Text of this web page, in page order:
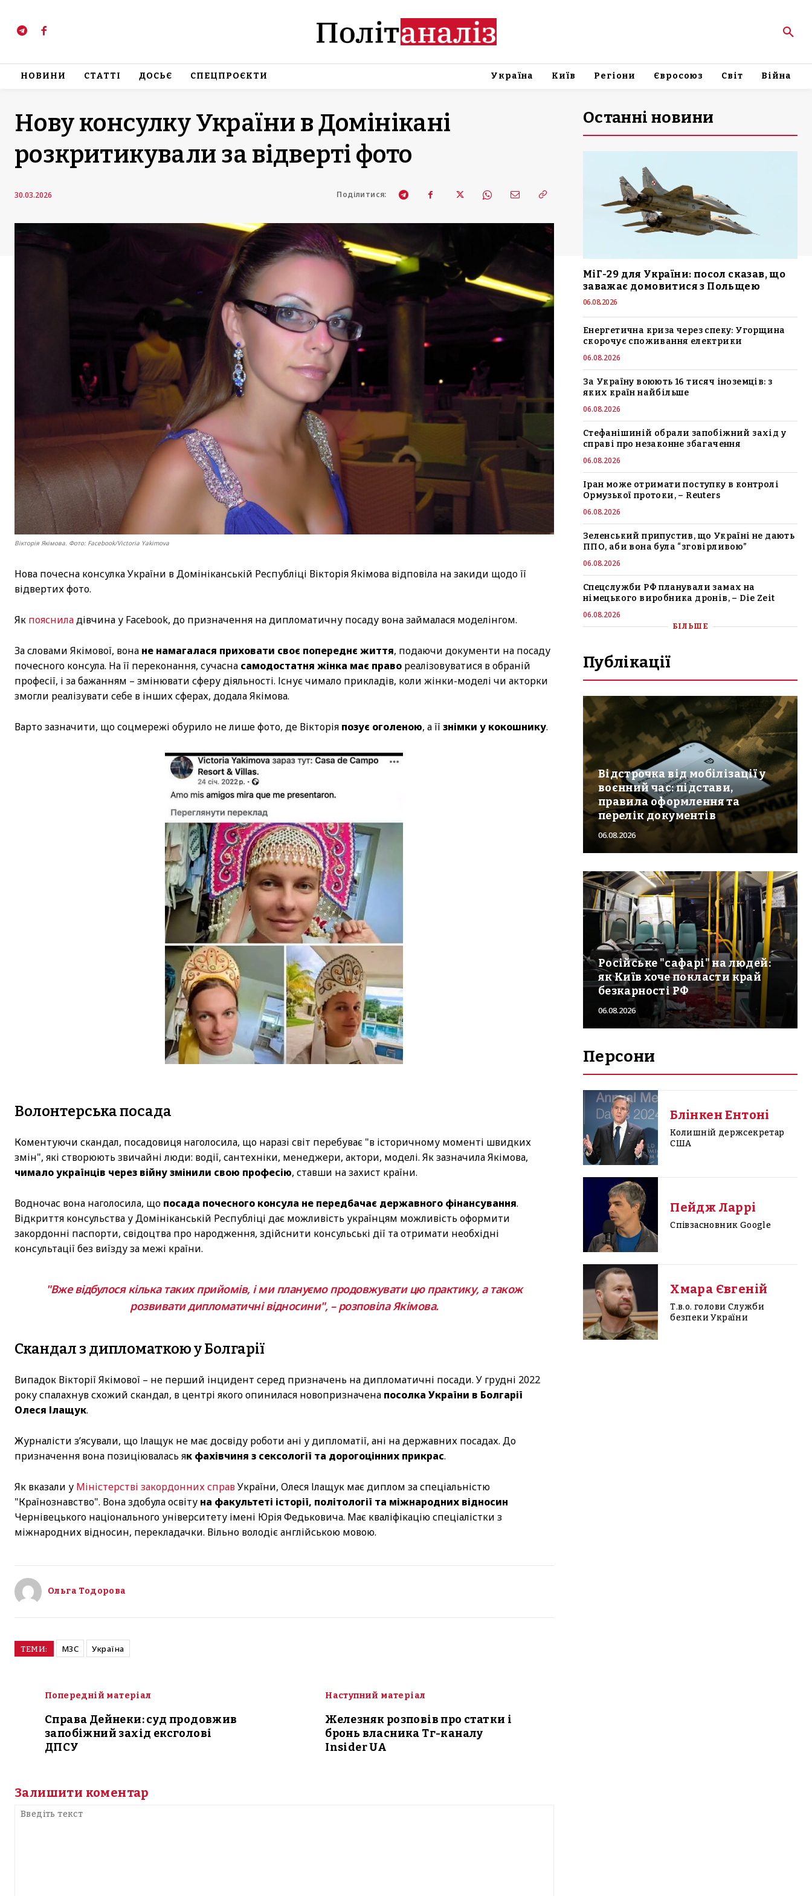
НОВИНИ СТАТТІ ДОСЬЄ СПЕЦПРОЄКТИ Україна Київ Регіони Євросоюз Світ Війна
Нову консулку України в Домінікані
розкритикували за відверті фото
30.03.2026 Поділитися:
Вікторія Якімова. Фото: Facebook/Victoria Yakimova
Нова почесна консулка України в Домініканській Республіці Вікторія Якімова відповіла на закиди щодо її
відвертих фото.
Як поясниладівчина у Facebook, до призначення на дипломатичну посаду вона займалася моделінгом.
За словами Якімової, вона не намагалася приховати своє попереднє життя, подаючи документи на посаду
почесного консула. На її переконання, сучасна самодостатня жінка має право реалізовуватися в обраній
професії, і за бажанням – змінювати сферу діяльності. Існує чимало прикладів, коли жінки-моделі чи акторки
змогли реалізувати себе в інших сферах, додала Якімова.
Варто зазначити, що соцмережі обурило не лише фото, де Вікторія позує оголеною, а її знімки у кокошнику.
Волонтерська посада
Коментуючи скандал, посадовиця наголосила, що наразі світ перебуває "в історичному моменті швидких
змін", які створюють звичайні люди: водії, сантехніки, менеджери, актори, моделі. Як зазначила Якімова,
чимало українців через війну змінили свою професію, ставши на захист країни.
Водночас вона наголосила, що посада почесного консула не передбачає державного фінансування.
Відкриття консульства у Домініканській Республіці дає можливість українцям можливість оформити
закордонні паспорти, свідоцтва про народження, здійснити консульські дії та отримати необхідні
консультації без виїзду за межі країни.
"Вже відбулося кілька таких прийомів, і ми плануємо продовжувати цю практику, а також
розвивати дипломатичні відносини", – розповіла Якімова.
Скандал з дипломаткою у Болгарії
Випадок Вікторії Якімової – не перший інцидент серед призначень на дипломатичні посади. У грудні 2022
року спалахнув схожий скандал, в центрі якого опинилася новопризначена посолка України в Болгарії
Олеся Ілащук.
Журналісти з’ясували, що Ілащук не має досвіду роботи ані у дипломатії, ані на державних посадах. До
призначення вона позиціювалась як фахівчиня з сексології та дорогоцінних прикрас.
Як вказали у Міністерстві закордонних справУкраїни, Олеся Ілащук має диплом за спеціальністю
"Країнознавство". Вона здобула освіту на факультеті історії, політології та міжнародних відносин
Чернівецького національного університету імені Юрія Федьковича. Має кваліфікацію спеціалістки з
міжнародних відносин, перекладачки. Вільно володіє англійською мовою.
Ольга Тодорова
ТЕМИ: МЗС Україна
Попередній матеріал
Справа Дейнеки: суд продовжив
запобіжний захід ексголові
ДПСУ
Наступний матеріал
Железняк розповів про статки і
бронь власника Тг-каналу
Insider UA
Залишити коментар
Останні новини
МіГ-29 для України: посол сказав, що
заважає домовитися з Польщею
06.08.2026
Енергетична криза через спеку: Угорщина
скорочує споживання електрики
06.08.2026
За Україну воюють 16 тисяч іноземців: з
яких країн найбільше
06.08.2026
Стефанішиній обрали запобіжний захід у
справі про незаконне збагачення
06.08.2026
Іран може отримати поступку в контролі
Ормузької протоки, – Reuters
06.08.2026
Зеленський припустив, що Україні не дають
ППО, аби вона була “зговірливою”
06.08.2026
Спецслужби РФ планували замах на
німецького виробника дронів, – Die Zeit
06.08.2026
БІЛЬШЕ
Публікації
Відстрочка від мобілізації у
воєнний час: підстави,
правила оформлення та
перелік документів
06.08.2026
Російське "сафарі" на людей:
як Київ хоче покласти край
безкарності РФ
06.08.2026
Персони
Блінкен Ентоні
Колишній держсекретар
США
Пейдж Ларрі
Співзасновник Google
Хмара Євгеній
Т.в.о. голови Служби
безпеки України